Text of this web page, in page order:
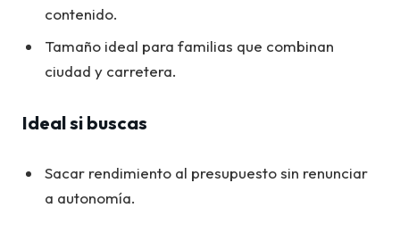
contenido.
Tamaño ideal para familias que combinan
ciudad y carretera.
Ideal si buscas
Sacar rendimiento al presupuesto sin renunciar
a autonomía.